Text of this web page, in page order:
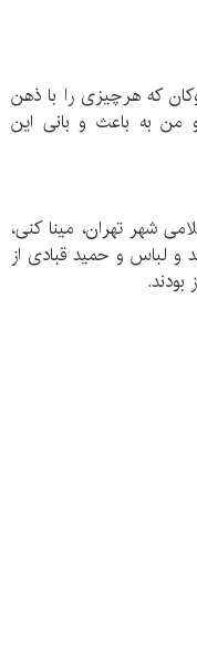
که هرچیزی را با ذهن
من به باعث و بانی این
شهر تهران، مینا کنی،
و لباس و حمید قبادی از